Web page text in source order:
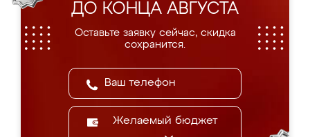
ДО КОНЦА АВГУСТА
Оставьте заявку сейчас, скидка
сохранится.
Желаемый бюджет